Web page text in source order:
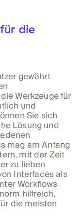
die
gewährt
Werkzeuge für
und
Sie sich
Lösung und
mag am Anfang
mit der Zeit
zu lieben
Interfaces als
Workflows
hilfreich,
die meisten